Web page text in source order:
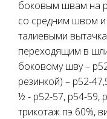
боковым швам на
со средним швом и
талиевыми
переходящим в
боковому шву –
резинкой) – р52-
½ - р52-57, р54-59,
трикотаж пэ 60%,